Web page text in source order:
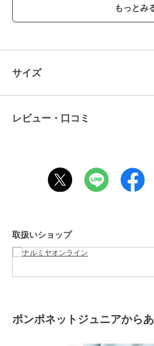
ブランド ポンポネットジュ
ショップ
薄ベージュ、黒、
お手入れ
サイズ
レビュー・口コミ
取扱いショップ
ポンポネットジュニアから